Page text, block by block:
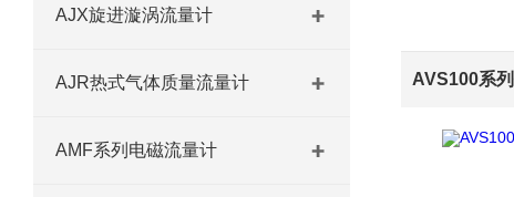
AJX旋进漩涡流量计
AJR热式气体质量流量计
AMF系列电磁流量计